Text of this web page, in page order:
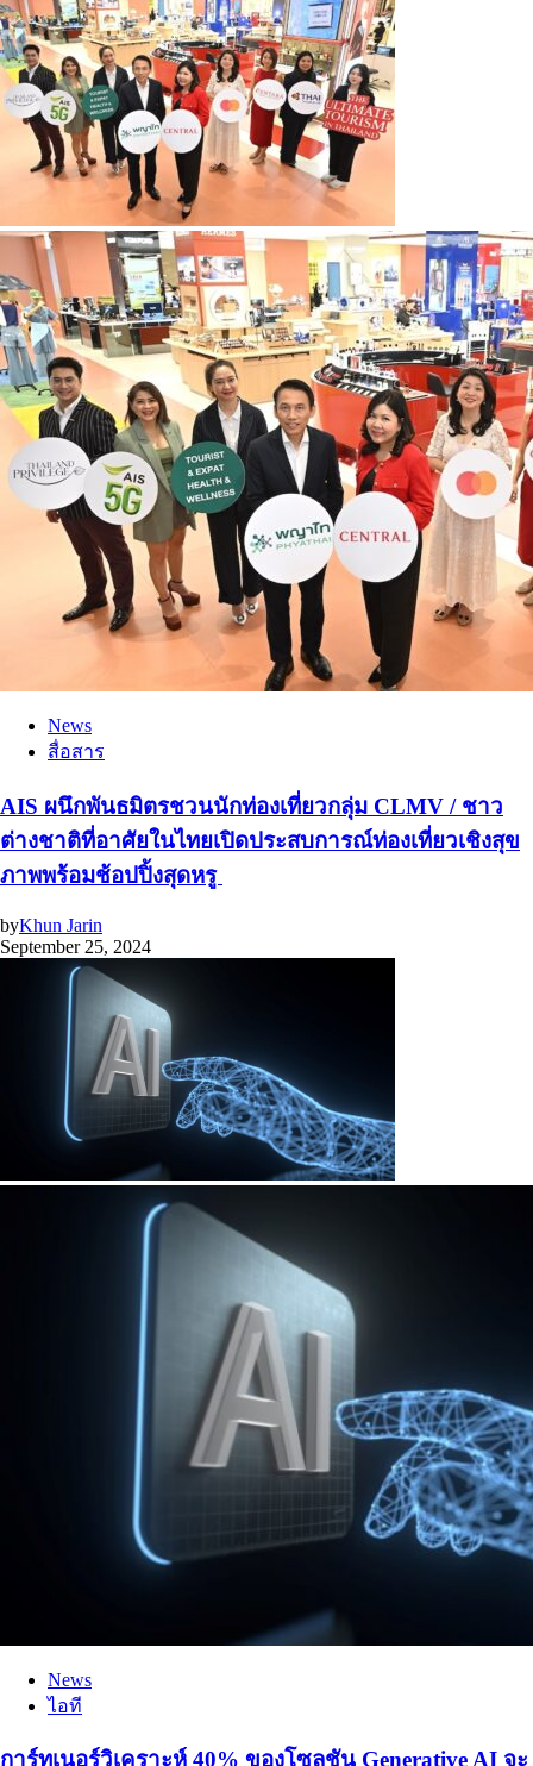
News
สื่อสาร
AIS ผนึกพันธมิตรชวนนักท่องเที่ยวกลุ่ม CLMV / ชาว
ต่างชาติที่อาศัยในไทยเปิดประสบการณ์ท่องเที่ยวเชิงสุข
ภาพพร้อมช้อปปิ้งสุดหรู
byKhun Jarin
September 25, 2024
News
ไอที
การ์ทเนอร์วิเคราะห์ 40% ของโซลูชัน Generative AI จะ